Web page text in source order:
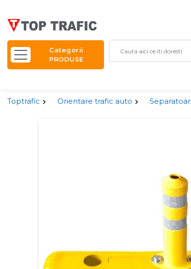
Categorii
PRODUSE
Toptrafic Orientare trafic auto